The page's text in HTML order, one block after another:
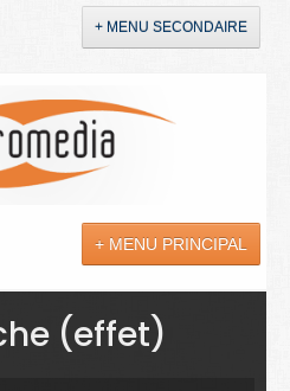
+ MENU SECONDAIRE
+ MENU PRINCIPAL
(effet)